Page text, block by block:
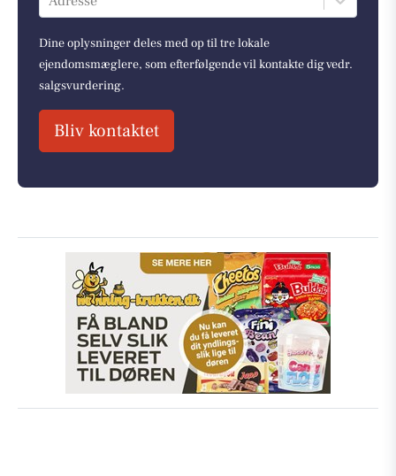
Dine oplysninger deles med op til tre lokale
ejendomsmæglere, som efterfølgende vil kontakte dig vedr.
salgsvurdering.
Bliv kontaktet